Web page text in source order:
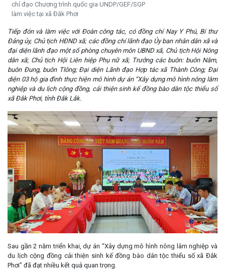
chỉ đạo Chương trình quốc gia UNDP/GEF/SGP
làm việc tại xã Đắk Phơi
Tiếp đón và làm việc với Đoàn công tác, có đồng chí Nay Y Phú, Bí thư
Đảng ủy, Chủ tịch HĐND xã; các đồng chí lãnh đạo Ủy ban nhân dân xã và
đại diện lãnh đạo một số phòng chuyên môn UBND xã, Chủ tịch Hội Nông
dân xã; Chủ tịch Hội Liên hiệp Phụ nữ xã; Trưởng các buôn: buôn Năm,
buôn Đung, buôn Tlông; Đại diện Lãnh đạo Hợp tác xã Thành Công; Đại
diện 03 hộ gia đình thực hiện mô hình dự án “Xây dựng mô hình nông lâm
nghiệp và du lịch cộng đồng, cải thiện sinh kế đồng bào dân tộc thiểu số
xã Đắk Phơi, tỉnh Đắk Lắk.
Sau gần 2 năm triển khai, dự án “Xây dựng mô hình nông lâm nghiệp và
du lịch cộng đồng cải thiện sinh kế đồng bào dân tộc thiểu số xã Đắk
Phơi” đã đạt nhiều kết quả quan trọng.